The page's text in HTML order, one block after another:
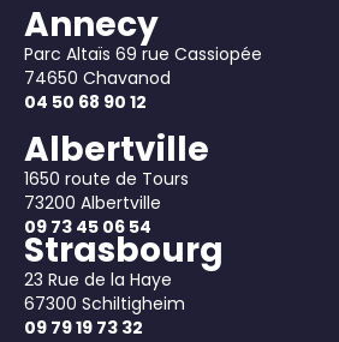
Annecy
Parc Altaïs 69 rue Cassiopée
74650 Chavanod
04 50 68 90 12
Albertville
1650 route de Tours
73200 Albertville
09 73 45 06 54
Strasbourg
23 Rue de la Haye
67300 Schiltigheim
09 79 19 73 32